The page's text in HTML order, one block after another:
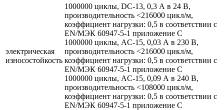
электрическая
износостойкость
1000000 циклы, DC-13, 0,3 А в 24 В,
производительность <216000 цикл/м,
коэффициент нагрузки: 0,5 в соответствии с
EN/МЭК 60947-5-1 приложение С
1000000 циклы, AC-15, 0,03 А в 230 В,
производительность <216000 цикл/м,
коэффициент нагрузки: 0,5 в соответствии с
EN/МЭК 60947-5-1 приложение С
1000000 циклы, AC-15, 0,09 А в 240 В,
производительность <108000 цикл/м,
коэффициент нагрузки: 0,5 в соответствии с
EN/МЭК 60947-5-1 приложение С